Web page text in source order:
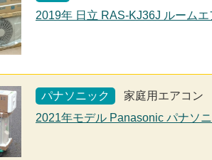
2019年 日立 RAS-KJ36J ルームエ
パナソニック
家庭用エアコン
2021年モデル Panasonic パナソ